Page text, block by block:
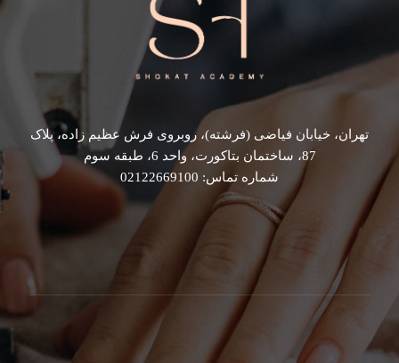
تهران، خیابان فیاضی (فرشته)، روبروی فرش عظیم زاده، پلاک
87، ساختمان بتاکورت، واحد 6، طبقه سوم
شماره تماس: 02122669100